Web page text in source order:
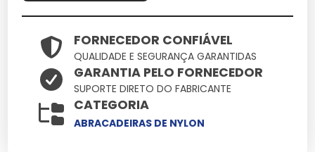
Especificações Técnicas
Atributo Detalhes
Componentes
Ligas metálicas
FORNECEDOR CONFIÁVEL
QUALIDADE E SEGURANÇA GARANTIDAS
GARANTIA PELO FORNECEDOR
SUPORTE DIRETO DO FABRICANTE
CATEGORIA
ABRACADEIRAS DE NYLON